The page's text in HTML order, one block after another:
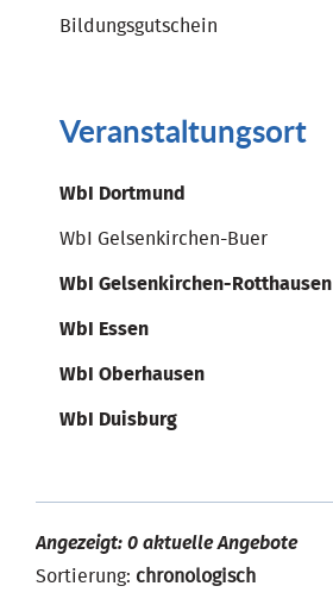
Bildungsgutschein
Veranstaltungsort
WbI Dortmund
WbI Gelsenkirchen-Buer
WbI Gelsenkirchen-Rotthausen
WbI Essen
WbI Oberhausen
WbI Duisburg
Angezeigt: 0 aktuelle Angebote
Sortierung: chronologisch